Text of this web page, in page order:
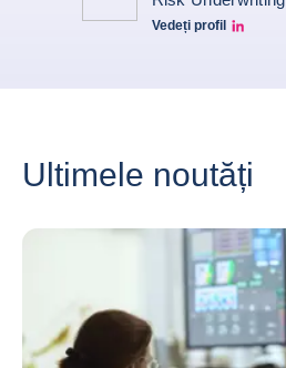
Vedeți profil
Abou Dembele
Ultimele noutăți